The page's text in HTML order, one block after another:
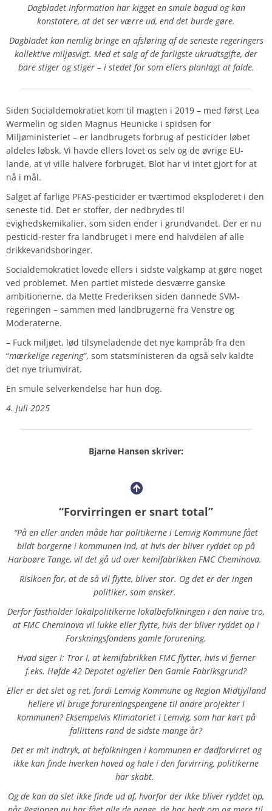
Dagbladet Information har kigget en smule bagud og kan
konstatere, at det ser værre ud, end det burde gøre.
Dagbladet kan nemlig bringe en afsløring af de seneste regeringers
kollektive miljøsvigt. Med et salg af de farligste ukrudtsgifte, der
bare stiger og stiger – i stedet for som ellers planlagt at falde.
Siden Socialdemokratiet kom til magten i 2019 – med først Lea
Wermelin og siden Magnus Heunicke i spidsen for
Miljøministeriet – er landbrugets forbrug af pesticider løbet
aldeles løbsk. Vi havde ellers lovet os selv og de øvrige EU-
lande, at vi ville halvere forbruget. Blot har vi intet gjort for at
nå i mål.
Salget af farlige PFAS-pesticider er tværtimod eksploderet i den
seneste tid. Det er stoffer, der nedbrydes til
evighedskemikalier, som siden ender i grundvandet. Der er nu
pesticid-rester fra landbruget i mere end halvdelen af alle
drikkevandsboringer.
Socialdemokratiet lovede ellers i sidste valgkamp at gøre noget
ved problemet. Men partiet mistede desværre ganske
ambitionerne, da Mette Frederiksen siden dannede SVM-
regeringen – sammen med landbrugerne fra Venstre og
Moderaterne.
– Fuck miljøet, lød tilsyneladende det nye kampråb fra den
“mærkelige regering”, som statsministeren da også selv kaldte
det nye triumvirat.
En smule selverkendelse har hun dog.
4. juli 2025
Bjarne Hansen skriver:
“Forvirringen er snart total”
“På en eller anden måde har politikerne i Lemvig Kommune fået
bildt borgerne i kommunen ind, at hvis der bliver ryddet op på
Harboøre Tange, vil det gå ud over kemifabrikken FMC Cheminova.
Risikoen for, at de så vil flytte, bliver stor. Og det er der ingen
politiker, som ønsker.
Derfor fastholder lokalpolitikerne lokalbefolkningen i den naive tro,
at FMC Cheminova vil lukke eller flytte, hvis der bliver ryddet op i
Forskningsfondens gamle forurening.
Hvad siger I: Tror I, at kemifabrikken FMC flytter, hvis vi fjerner
f.eks. Høfde 42 Depotet og/eller Den Gamle Fabriksgrund?
Eller er det slet og ret, fordi Lemvig Kommune og Region Midtjylland
hellere vil bruge forureningspengene til andre projekter i
kommunen? Eksempelvis Klimatoriet i Lemvig, som har kørt på
fallittens rand de sidste mange år?
Det er mit indtryk, at befolkningen i kommunen er dødforvirret og
ikke kan finde hverken hoved og hale i den forvirring, politikerne
har skabt.
Og de kan da slet ikke finde ud af, hvorfor der ikke bliver ryddet op,